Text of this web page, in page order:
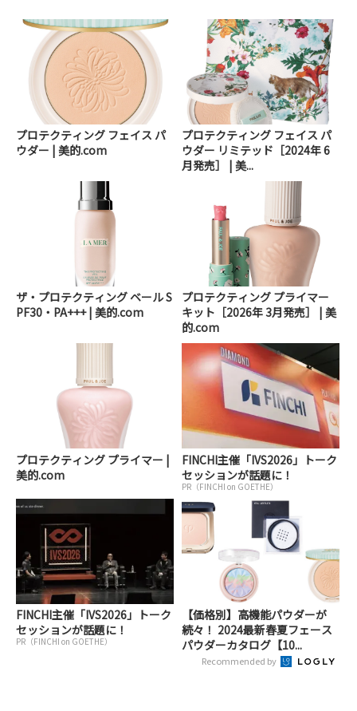
プロテクティング フェイス パ
ウダー | 美的.com
プロテクティング フェイス パ
ウダー リミテッド［2024年 6
月発売］ | 美...
ザ・プロテクティング ベール S
PF30・PA+++ | 美的.com
プロテクティング プライマー
キット［2026年 3月発売］ | 美
的.com
プロテクティング プライマー |
美的.com
FINCHI主催「IVS2026」トーク
セッションが話題に！
PR（FINCHI on GOETHE）
FINCHI主催「IVS2026」トーク
セッションが話題に！
PR（FINCHI on GOETHE）
【価格別】高機能パウダーが
続々！ 2024最新春夏フェース
パウダーカタログ【10...
Recommended by